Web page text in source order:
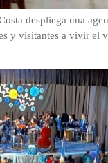
despliega una
y visitantes a vivir el